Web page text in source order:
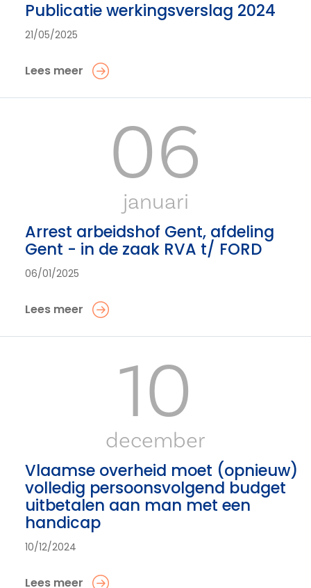
Publicatie werkingsverslag 2024
21/05/2025
Lees meer
06
januari
Arrest arbeidshof Gent, afdeling
Gent - in de zaak RVA t/ FORD
06/01/2025
Lees meer
10
december
Vlaamse overheid moet (opnieuw)
volledig persoonsvolgend budget
uitbetalen aan man met een
handicap
10/12/2024
Lees meer